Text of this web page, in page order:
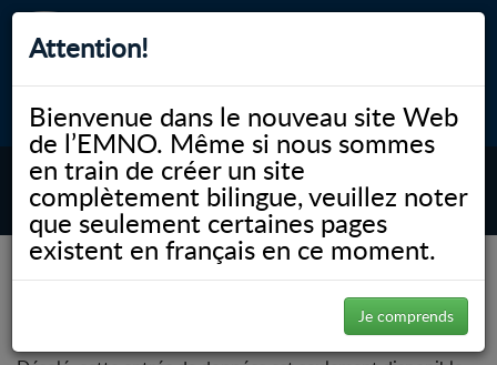
Attention!
Bienvenue dans le nouveau site Web
de l’EMNO. Même si nous sommes
en train de créer un site
complètement bilingue, veuillez noter
que seulement certaines pages
existent en français en ce moment.
Je comprends
myNOSM Accessibilité A- A+ English
MENU
NOSM.ca
Éducation